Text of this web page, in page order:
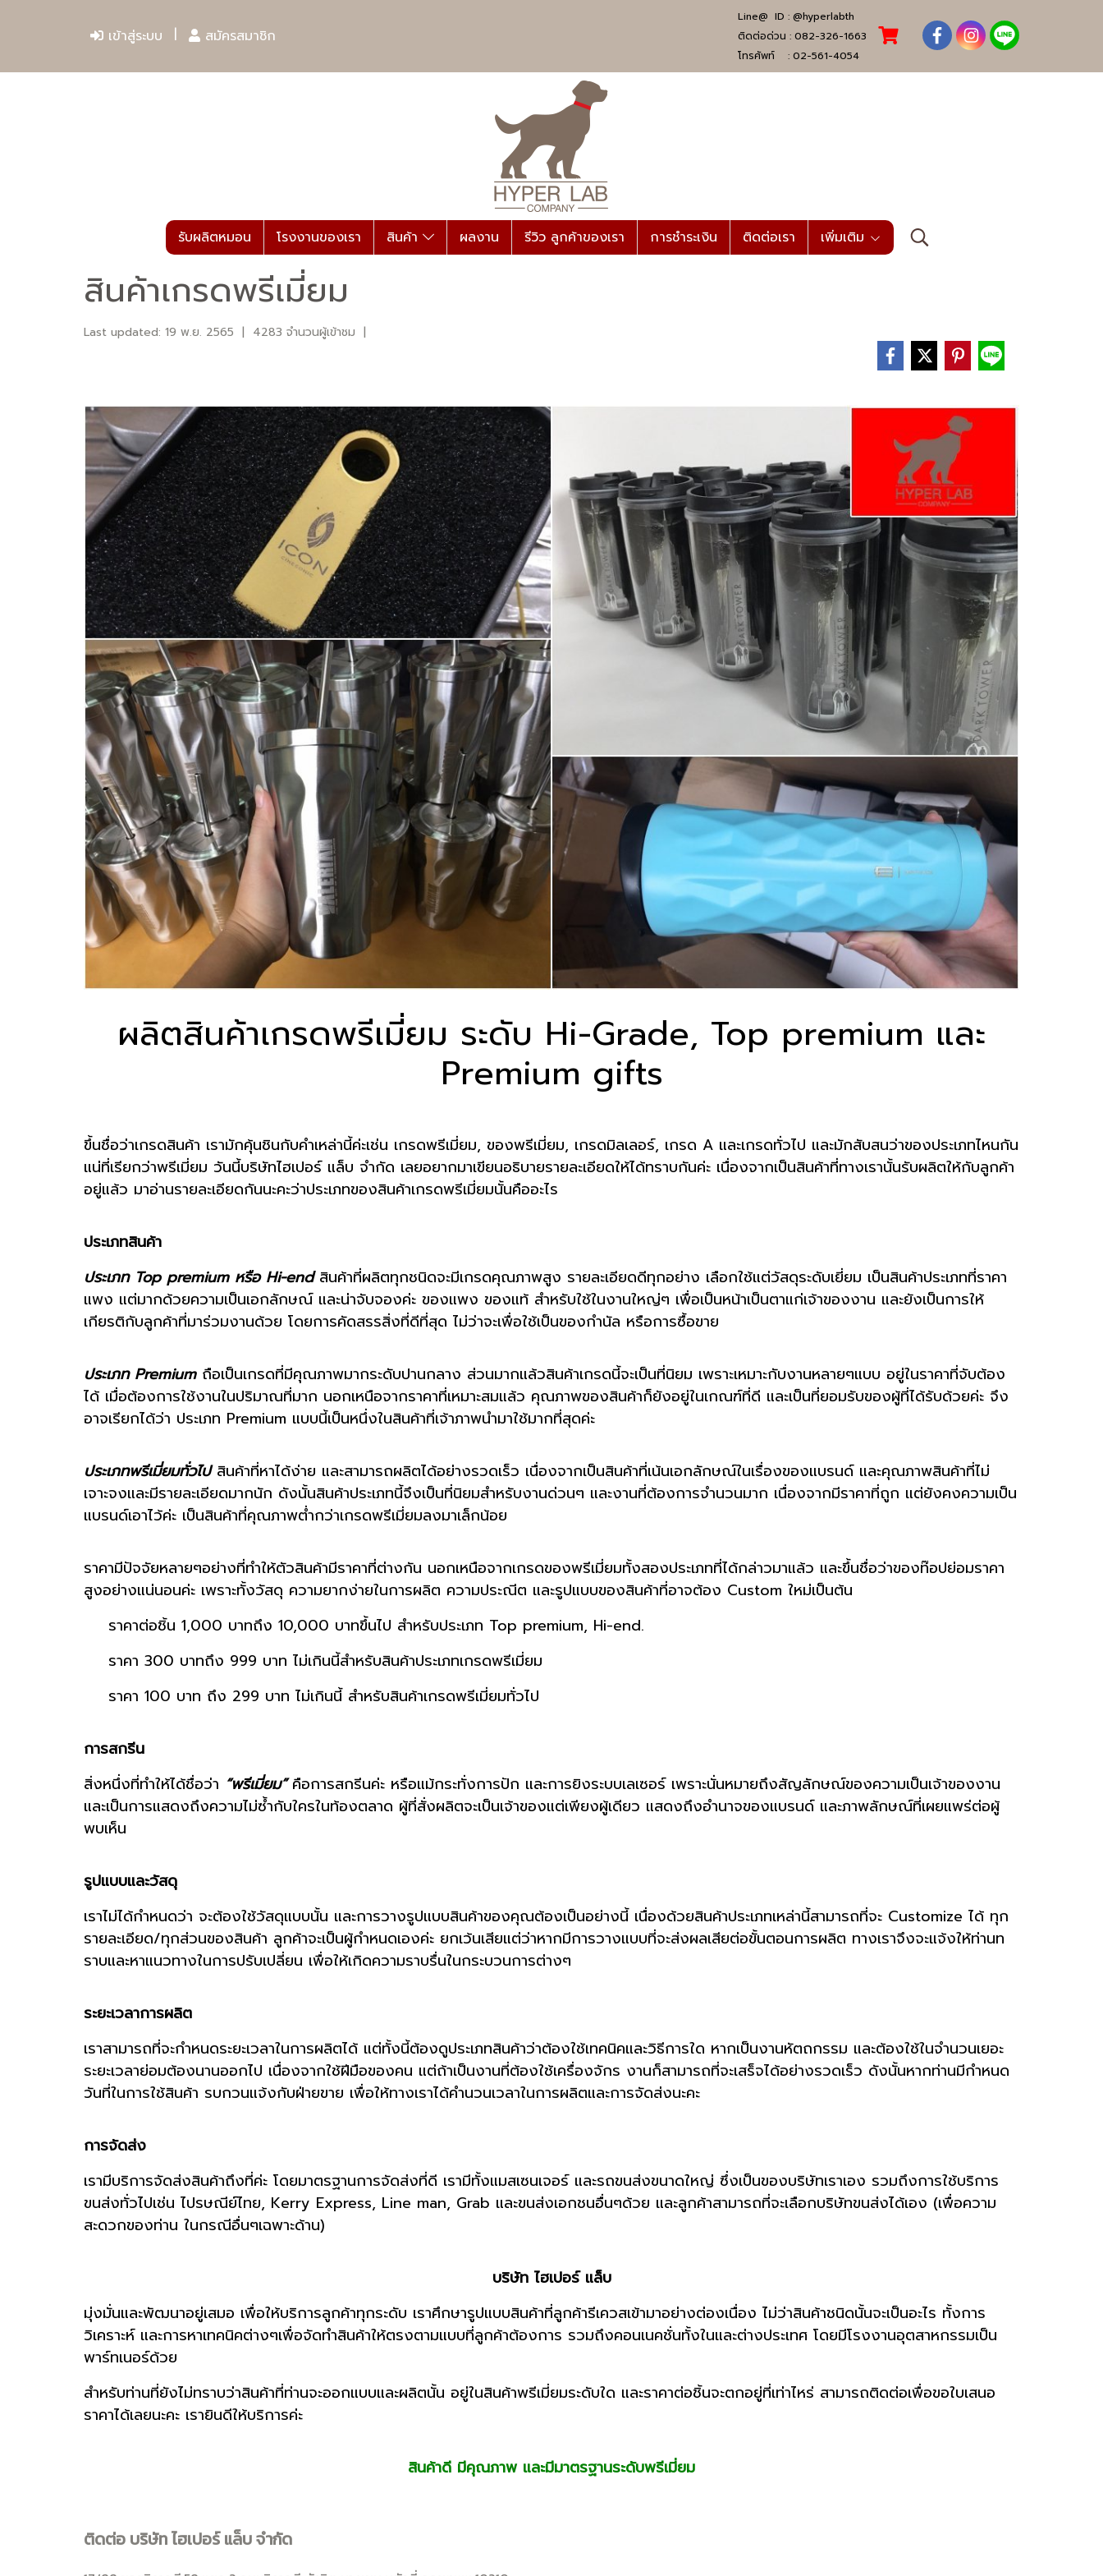
เข้าสู่ระบบ สมัครสมาชิก
Line@ ID : @hyperlabth
ติดต่อด่วน : 082-326-1663
โทรศัพท์ : 02-561-4054
รับผลิตหมอน โรงงานของเรา สินค้า ผลงาน รีวิว ลูกค้าของเรา การชำระเงิน ติดต่อเรา เพิ่มเติม
สินค้าเกรดพรีเมี่ยม
Last updated: 19 พ.ย. 2565 | 4283 จำนวนผู้เข้าชม |
ผลิตสินค้าเกรดพรีเมี่ยม ระดับ Hi-Grade, Top premium และ
Premium gifts
ขึ้นชื่อว่าเกรดสินค้า เรามักคุ้นชินกับคำเหล่านี้ค่ะเช่น เกรดพรีเมี่ยม, ของพรีเมี่ยม, เกรดมิลเลอร์, เกรด A และเกรดทั่วไป และมักสับสนว่าของประเภทไหนกัน
แน่ที่เรียกว่าพรีเมี่ยม วันนี้บริษัทไฮเปอร์ แล็บ จำกัด เลยอยากมาเขียนอธิบายรายละเอียดให้ได้ทราบกันค่ะ เนื่องจากเป็นสินค้าที่ทางเรานั้นรับผลิตให้กับลูกค้า
อยู่แล้ว มาอ่านรายละเอียดกันนะคะว่าประเภทของสินค้าเกรดพรีเมี่ยมนั้นคืออะไร
ประเภทสินค้า
ประเภท Top premium หรือ Hi-endสินค้าที่ผลิตทุกชนิดจะมีเกรดคุณภาพสูง รายละเอียดดีทุกอย่าง เลือกใช้แต่วัสดุระดับเยี่ยม เป็นสินค้าประเภทที่ราคา
แพง แต่มากด้วยความเป็นเอกลักษณ์ และน่าจับจองค่ะ ของแพง ของแท้ สำหรับใช้ในงานใหญ่ๆ เพื่อเป็นหน้าเป็นตาแก่เจ้าของงาน และยังเป็นการให้
เกียรติกับลูกค้าที่มาร่วมงานด้วย โดยการคัดสรรสิ่งที่ดีที่สุด ไม่ว่าจะเพื่อใช้เป็นของกำนัล หรือการซื้อขาย
ประเภท Premiumถือเป็นเกรดที่มีคุณภาพมากระดับปานกลาง ส่วนมากแล้วสินค้าเกรดนี้จะเป็นที่นิยม เพราะเหมาะกับงานหลายๆแบบ อยู่ในราคาที่จับต้อง
ได้ เมื่อต้องการใช้งานในปริมาณที่มาก นอกเหนือจากราคาที่เหมาะสมแล้ว คุณภาพของสินค้าก็ยังอยู่ในเกณฑ์ที่ดี และเป็นที่ยอมรับของผู้ที่ได้รับด้วยค่ะ จึง
อาจเรียกได้ว่า ประเภท Premium แบบนี้เป็นหนึ่งในสินค้าที่เจ้าภาพนำมาใช้มากที่สุดค่ะ
ประเภทพรีเมี่ยมทั่วไปสินค้าที่หาได้ง่าย และสามารถผลิตได้อย่างรวดเร็ว เนื่องจากเป็นสินค้าที่เน้นเอกลักษณ์ในเรื่องของแบรนด์ และคุณภาพสินค้าที่ไม่
เจาะจงและมีรายละเอียดมากนัก ดังนั้นสินค้าประเภทนี้จึงเป็นที่นิยมสำหรับงานด่วนๆ และงานที่ต้องการจำนวนมาก เนื่องจากมีราคาที่ถูก แต่ยังคงความเป็น
แบรนด์เอาไว้ค่ะ เป็นสินค้าที่คุณภาพต่ำกว่าเกรดพรีเมี่ยมลงมาเล็กน้อย
ราคามีปัจจัยหลายๆอย่างที่ทำให้ตัวสินค้ามีราคาที่ต่างกัน นอกเหนือจากเกรดของพรีเมี่ยมทั้งสองประเภทที่ได้กล่าวมาแล้ว และขึ้นชื่อว่าของท๊อปย่อมราคา
สูงอย่างแน่นอนค่ะ เพราะทั้งวัสดุ ความยากง่ายในการผลิต ความประณีต และรูปแบบของสินค้าที่อาจต้อง Custom ใหม่เป็นต้น
ราคาต่อชิ้น 1,000 บาทถึง 10,000 บาทขึ้นไป สำหรับประเภท Top premium, Hi-end.
ราคา 300 บาทถึง 999 บาท ไม่เกินนี้สำหรับสินค้าประเภทเกรดพรีเมี่ยม
ราคา 100 บาท ถึง 299 บาท ไม่เกินนี้ สำหรับสินค้าเกรดพรีเมี่ยมทั่วไป
การสกรีน
สิ่งหนึ่งที่ทำให้ได้ชื่อว่า “พรีเมี่ยม”คือการสกรีนค่ะ หรือแม้กระทั่งการปัก และการยิงระบบเลเซอร์ เพราะนั่นหมายถึงสัญลักษณ์ของความเป็นเจ้าของงาน
และเป็นการแสดงถึงความไม่ซ้ำกับใครในท้องตลาด ผู้ที่สั่งผลิตจะเป็นเจ้าของแต่เพียงผู้เดียว แสดงถึงอำนาจของแบรนด์ และภาพลักษณ์ที่เผยแพร่ต่อผู้
พบเห็น
รูปแบบและวัสดุ
เราไม่ได้กำหนดว่า จะต้องใช้วัสดุแบบนั้น และการวางรูปแบบสินค้าของคุณต้องเป็นอย่างนี้ เนื่องด้วยสินค้าประเภทเหล่านี้สามารถที่จะ Customize ได้ ทุก
รายละเอียด/ทุกส่วนของสินค้า ลูกค้าจะเป็นผู้กำหนดเองค่ะ ยกเว้นเสียแต่ว่าหากมีการวางแบบที่จะส่งผลเสียต่อขั้นตอนการผลิต ทางเราจึงจะแจ้งให้ท่านท
ราบและหาแนวทางในการปรับเปลี่ยน เพื่อให้เกิดความราบรื่นในกระบวนการต่างๆ
ระยะเวลาการผลิต
เราสามารถที่จะกำหนดระยะเวลาในการผลิตได้ แต่ทั้งนี้ต้องดูประเภทสินค้าว่าต้องใช้เทคนิคและวิธีการใด หากเป็นงานหัตถกรรม และต้องใช้ในจำนวนเยอะ
ระยะเวลาย่อมต้องนานออกไป เนื่องจากใช้ฝีมือของคน แต่ถ้าเป็นงานที่ต้องใช้เครื่องจักร งานก็สามารถที่จะเสร็จได้อย่างรวดเร็ว ดังนั้นหากท่านมีกำหนด
วันที่ในการใช้สินค้า รบกวนแจ้งกับฝ่ายขาย เพื่อให้ทางเราได้คำนวนเวลาในการผลิตและการจัดส่งนะคะ
การจัดส่ง
เรามีบริการจัดส่งสินค้าถึงที่ค่ะ โดยมาตรฐานการจัดส่งที่ดี เรามีทั้งแมสเซนเจอร์ และรถขนส่งขนาดใหญ่ ซึ่งเป็นของบริษัทเราเอง รวมถึงการใช้บริการ
ขนส่งทั่วไปเช่น ไปรษณีย์ไทย, Kerry Express, Line man, Grab และขนส่งเอกชนอื่นๆด้วย และลูกค้าสามารถที่จะเลือกบริษัทขนส่งได้เอง (เพื่อความ
สะดวกของท่าน ในกรณีอื่นๆเฉพาะด้าน)
บริษัท ไฮเปอร์ แล็บ
มุ่งมั่นและพัฒนาอยู่เสมอ เพื่อให้บริการลูกค้าทุกระดับ เราศึกษารูปแบบสินค้าที่ลูกค้ารีเควสเข้ามาอย่างต่องเนื่อง ไม่ว่าสินค้าชนิดนั้นจะเป็นอะไร ทั้งการ
วิเคราะห์ และการหาเทคนิคต่างๆเพื่อจัดทำสินค้าให้ตรงตามแบบที่ลูกค้าต้องการ รวมถึงคอนเนคชั่นทั้งในและต่างประเทศ โดยมีโรงงานอุตสาหกรรมเป็น
พาร์ทเนอร์ด้วย
สำหรับท่านที่ยังไม่ทราบว่าสินค้าที่ท่านจะออกแบบและผลิตนั้น อยู่ในสินค้าพรีเมี่ยมระดับใด และราคาต่อชิ้นจะตกอยู่ที่เท่าไหร่ สามารถติดต่อเพื่อขอใบเสนอ
ราคาได้เลยนะคะ เรายินดีให้บริการค่ะ
สินค้าดี มีคุณภาพ และมีมาตรฐานระดับพรีเมี่ยม
ติดต่อ บริษัท ไฮเปอร์ แล็บ จำกัด